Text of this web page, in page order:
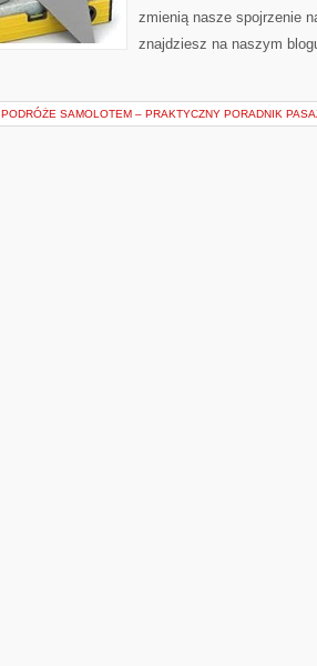
zmienią nasze spojrzenie
znajdziesz na naszym
PODRÓŻE SAMOLOTEM – PRAKTYCZNY PORADNIK